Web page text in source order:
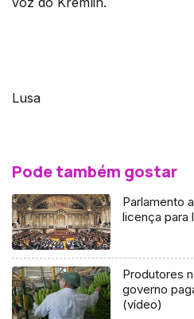
Lusa
Pode também gostar
Parlamento
licença para
Produtores
governo
(vídeo)